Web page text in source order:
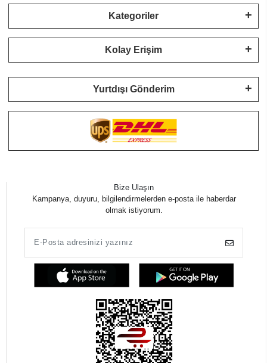
Kategoriler
Kolay Erişim
Yurtdışı Gönderim
Bize Ulaşın
Kampanya, duyuru, bilgilendirmelerden e-posta ile haberdar
olmak istiyorum.